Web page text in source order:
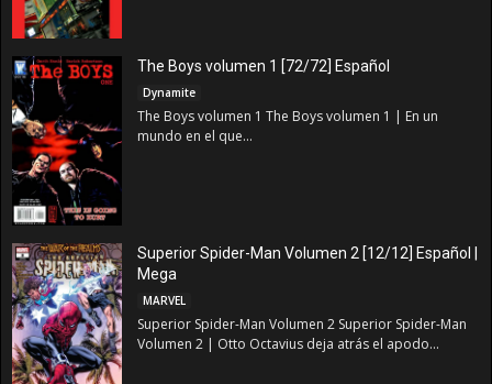
The Boys volumen 1 [72/72] Español
Dynamite
The Boys volumen 1 The Boys volumen 1 | En un
mundo en el que...
Superior Spider-Man Volumen 2 [12/12] Español |
Mega
MARVEL
Superior Spider-Man Volumen 2 Superior Spider-Man
Volumen 2 | Otto Octavius deja atrás el apodo...